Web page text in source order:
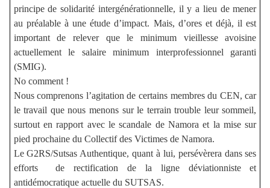
principe de solidarité intergénérationnelle, il y a lieu de mener
au préalable à une étude d’impact. Mais, d’ores et déjà, il est
important de relever que le minimum vieillesse avoisine
actuellement le salaire minimum interprofessionnel garanti
(SMIG).
No comment !
Nous comprenons l’agitation de certains membres du CEN, car
le travail que nous menons sur le terrain trouble leur sommeil,
surtout en rapport avec le scandale de Namora et la mise sur
pied prochaine du Collectif des Victimes de Namora.
Le G2RS/Sutsas Authentique, quant à lui, persévèrera dans ses
efforts
de rectification de la ligne déviationniste et
antidémocratique actuelle du SUTSAS.